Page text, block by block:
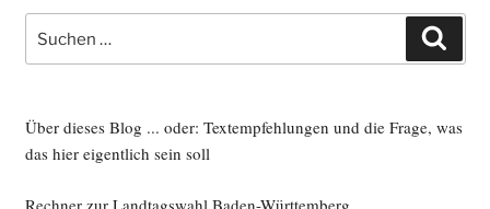
nach:
Über dieses Blog ... oder: Textempfehlungen und die Frage, was
das hier eigentlich sein soll
Rechner zur Landtagswahl Baden-Württemberg